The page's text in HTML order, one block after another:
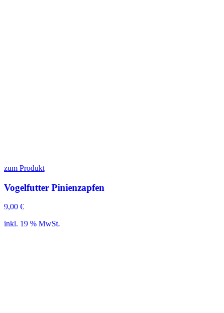
zum Produkt
Vogelfutter Pinienzapfen
9,00 €
inkl. 19 % MwSt.